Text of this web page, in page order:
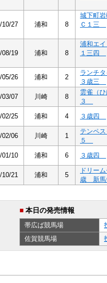
10/27 浦和 8
城下町
Ｃ１三
08/19 浦和 8
浦和エ
１三四
05/26 浦和 2
ランチ
３歳三
03/07 川崎 8
雲雀（
３
02/25 浦和 4 ３歳四
02/06 川崎 1
テンペ
５
01/10 浦和 6 ３歳四
10/21 浦和 5
ドリー
歳 新馬
■ 本日の発売情報
帯広ば競馬場
佐賀競馬場